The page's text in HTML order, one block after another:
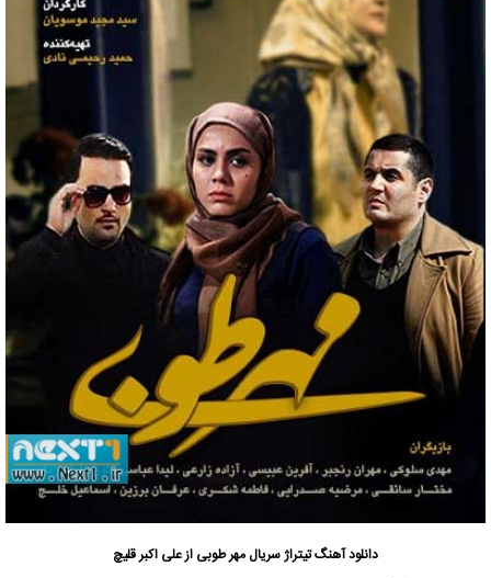
دانلود آهنگتیتراژ سریال مهر طوبی از علی اکبر قلیچ